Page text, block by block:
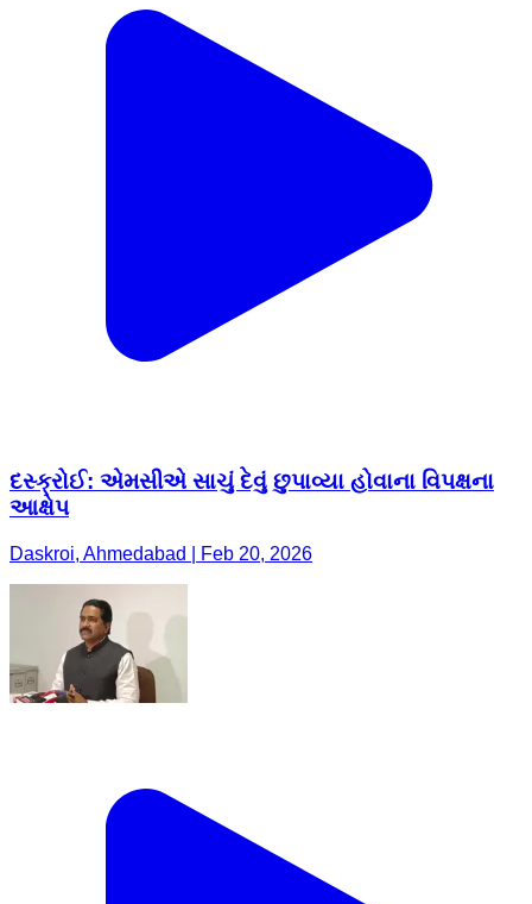
દસ્ક્રોઈ: એમસીએ સાચું દેવું છુપાવ્યા હોવાના વિપક્ષના
આક્ષેપ
Daskroi, Ahmedabad | Feb 20, 2026